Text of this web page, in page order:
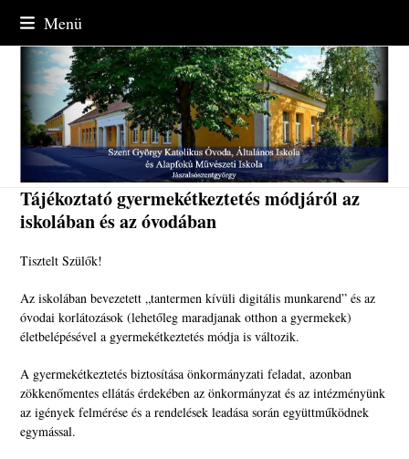
content
Menü
Tájékoztató gyermekétkeztetés módjáról az
iskolában és az óvodában
Tisztelt Szülők!
Az iskolában bevezetett „tantermen kívüli digitális munkarend” és az
óvodai korlátozások (lehetőleg maradjanak otthon a gyermekek)
életbelépésével a gyermekétkeztetés módja is változik.
A gyermekétkeztetés biztosítása önkormányzati feladat, azonban
zökkenőmentes ellátás érdekében az önkormányzat és az intézményünk
az igények felmérése és a rendelések leadása során együttműködnek
egymással.